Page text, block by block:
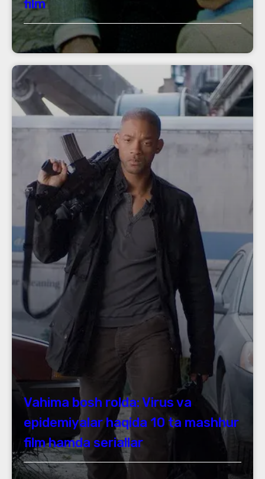
film
Vahima bosh rolda: Virus va
epidemiyalar haqida 10 ta mashhur
film hamda seriallar